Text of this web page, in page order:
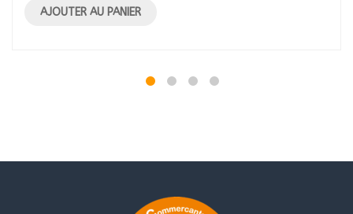
AJOUTER AU PANIER